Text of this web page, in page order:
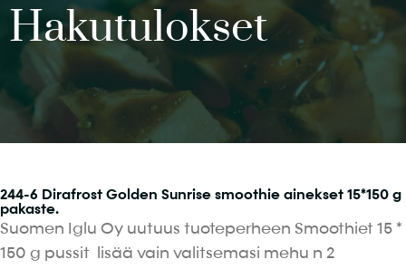
Hakutulokset
244-6 Dirafrost Golden Sunrise smoothie ainekset 15*150 g
pakaste.
Suomen Iglu Oy uutuus tuoteperheen Smoothiet 15 *
150 g pussit lisää vain valitsemasi mehu n 2